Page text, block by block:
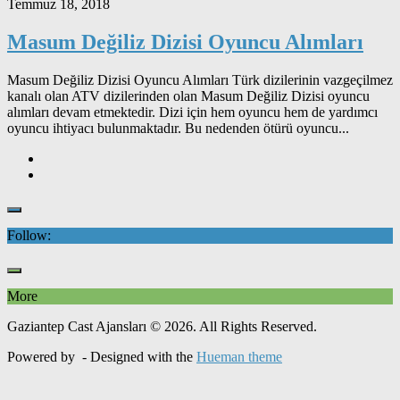
Temmuz 18, 2018
Masum Değiliz Dizisi Oyuncu Alımları
Masum Değiliz Dizisi Oyuncu Alımları Türk dizilerinin vazgeçilmez
kanalı olan ATV dizilerinden olan Masum Değiliz Dizisi oyuncu
alımları devam etmektedir. Dizi için hem oyuncu hem de yardımcı
oyuncu ihtiyacı bulunmaktadır. Bu nedenden ötürü oyuncu...
Follow:
More
Gaziantep Cast Ajansları © 2026. All Rights Reserved.
Powered by - Designed with the Hueman theme